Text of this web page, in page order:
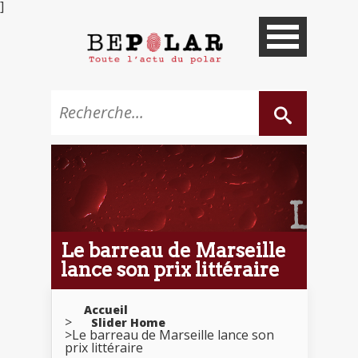
]
Le barreau de Marseille
lance son prix littéraire
Accueil
Slider Home
Le barreau de Marseille lance son
prix littéraire